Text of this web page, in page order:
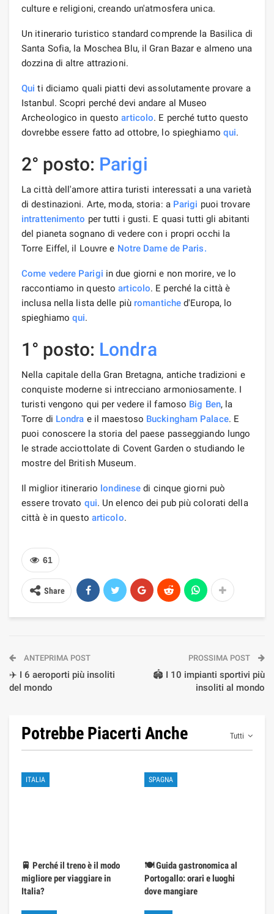
culture e religioni, creando un'atmosfera unica.
Un itinerario turistico standard comprende la Basilica di
Santa Sofia, la Moschea Blu, il Gran Bazar e almeno una
dozzina di altre attrazioni.
Qui ti diciamo quali piatti devi assolutamente provare a
Istanbul. Scopri perché devi andare al Museo
Archeologico in questoarticolo. E perché tutto questo
dovrebbe essere fatto ad ottobre, lo spieghiamo qui.
2° posto: Parigi
La città dell'amore attira turisti interessati a una varietà
di destinazioni. Arte, moda, storia: a Parigi puoi trovare
intrattenimento per tutti i gusti. E quasi tutti gli abitanti
del pianeta sognano di vedere con i propri occhi la
Torre Eiffel, il Louvre e Notre Dame de Paris.
Come vedere Parigi in due giorni e non morire, ve lo
raccontiamo in questoarticolo. E perché la città è
inclusa nella lista delle più romantiche d'Europa, lo
spieghiamoqui.
1° posto: Londra
Nella capitale della Gran Bretagna, antiche tradizioni e
conquiste moderne si intrecciano armoniosamente. I
turisti vengono qui per vedere il famoso Big Ben, la
Torre di Londra e il maestoso Buckingham Palace. E
puoi conoscere la storia del paese passeggiando lungo
le strade acciottolate di Covent Garden o studiando le
mostre del British Museum.
Il miglior itinerario londinese di cinque giorni può
essere trovato qui. Un elenco dei pub più colorati della
città è in questo articolo.
61
Share
ANTEPRIMA POST
✈️ I 6 aeroporti più insoliti
del mondo
PROSSIMA POST
🏟️ I 10 impianti sportivi più
insoliti al mondo
Tutti
Potrebbe Piacerti Anche
ITALIA
🚆 Perché il treno è il modo
migliore per viaggiare in
Italia?
SPAGNA
🍽️ Guida gastronomica al
Portogallo: orari e luoghi
dove mangiare